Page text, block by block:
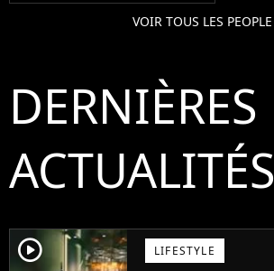
VOIR TOUS LES PEOPLE
DERNIÈRES
ACTUALITÉS
player2 LIFESTYLE